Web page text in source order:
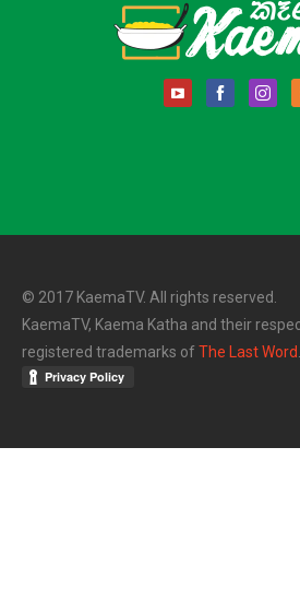
© 2017 KaemaTV. All rights reserved.
KaemaTV, Kaema Katha and their
registered trademarks of The Last Word